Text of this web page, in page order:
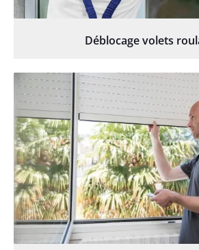
Déblocage volets